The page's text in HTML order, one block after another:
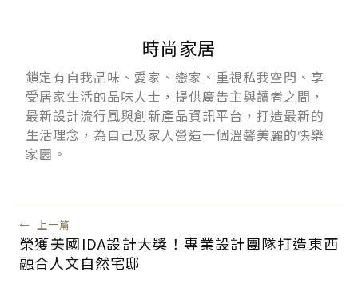
時尚家居
鎖定有自我品味、愛家、戀家、重視私我空間、享
受居家生活的品味人士，提供廣告主與讀者之間，
最新設計流行風與創新產品資訊平台，打造最新的
生活理念，為自己及家人營造一個溫馨美麗的快樂
家園。
← 上一篇
榮獲美國IDA設計大獎！專業設計團隊打造東西
融合人文自然宅邸